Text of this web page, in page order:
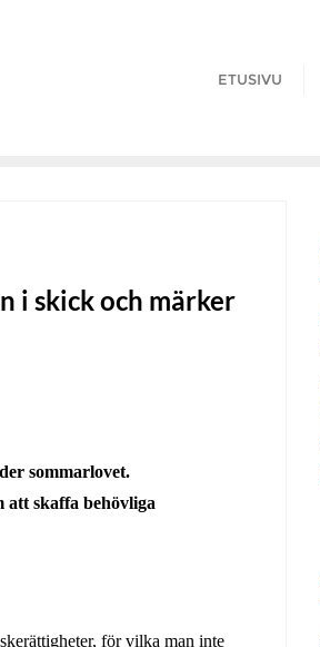
ETUSIVU
i skick och märker
sommarlovet.
skaffa behövliga
för vilka man inte